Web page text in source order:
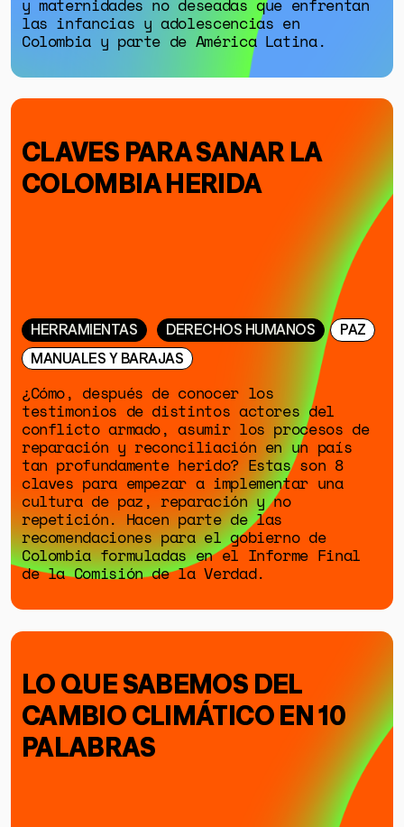
y maternidades no deseadas que enfrentan
las infancias y adolescencias en
Colombia y parte de América Latina.
CLAVES PARA SANAR LA
COLOMBIA HERIDA
HERRAMIENTAS DERECHOS HUMANOS
PAZ
MANUALES Y BARAJAS
¿Cómo, después de conocer los
testimonios de distintos actores del
conflicto armado, asumir los procesos de
reparación y reconciliación en un país
tan profundamente herido? Estas son 8
claves para empezar a implementar una
cultura de paz, reparación y no
repetición. Hacen parte de las
recomendaciones para el gobierno de
Colombia formuladas en el Informe Final
de la Comisión de la Verdad.
LO QUE SABEMOS DEL
CAMBIO CLIMÁTICO EN 10
PALABRAS